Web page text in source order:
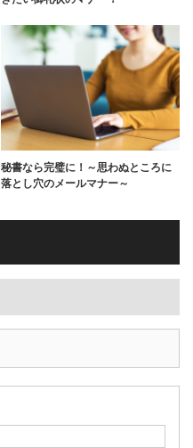
秘書なら完璧に！～思わぬところに
落とし穴のメールマナー～